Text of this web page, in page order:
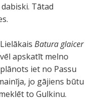
Tātad
Batura glaicer
apskatīt melno
iet no Passu
jo gājiens būtu
to Gulkinu.